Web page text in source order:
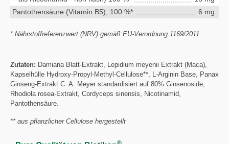
Pantothensäure (Vitamin B5), 100 %*
6 mg
* Nährstoffreferenzwert (NRV) gemäß EU-Verordnung 1169/2011
Zutaten: Damiana Blatt-Extrakt, Lepidium meyenii Extrakt (Maca),
Kapselhülle Hydroxy-Propyl-Methyl-Cellulose**, L-Arginin Base, Panax
Ginseng-Extrakt C. A. Meyer standardisiert auf 80% Ginsenoside,
Rhodiola rosea-Extrakt, Cordyceps sinensis, Nicotinamid,
Pantothensäure.
** aus pflanzlicher Cellulose hergestellt